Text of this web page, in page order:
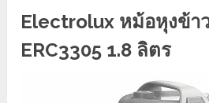
Electrolux หม้อหุงข้า
ERC3305 1.8 ลิตร